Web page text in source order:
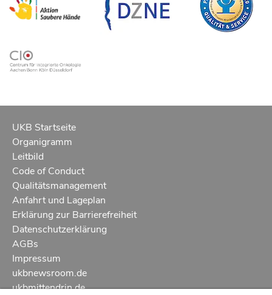
UKB Startseite
Organigramm
Leitbild
Code of Conduct
Qualitätsmanagement
Anfahrt und Lageplan
Erklärung zur Barrierefreiheit
Datenschutzerklärung
AGBs
Impressum
ukbnewsroom.de
ukbmittendrin.de